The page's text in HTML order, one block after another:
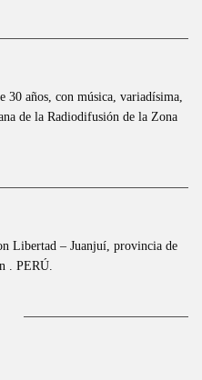
30 años, con música, variadísima,
de la Radiodifusión de la Zona
Libertad – Juanjuí, provincia de
. PERÚ.